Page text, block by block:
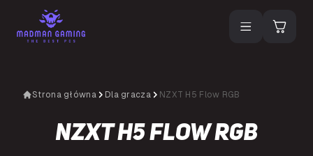
Strona główna Dla gracza NZXT H5 Flow RGB
NZXT H5 Flow RGB